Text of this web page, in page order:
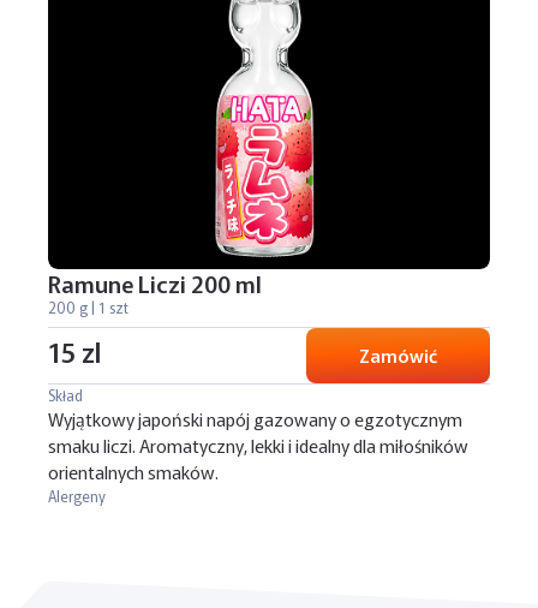
Ramune Liczi 200 ml
200 g | 1 szt
15 zl Zamówić
Skład
Wyjątkowy japoński napój gazowany o egzotycznym
smaku liczi. Aromatyczny, lekki i idealny dla miłośników
orientalnych smaków.
Alergeny